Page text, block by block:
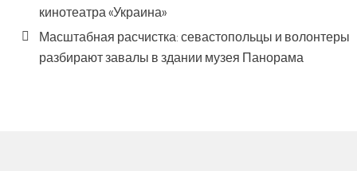
кинотеатра «Украина»
Масштабная расчистка: севастопольцы и волонтеры
разбирают завалы в здании музея Панорама